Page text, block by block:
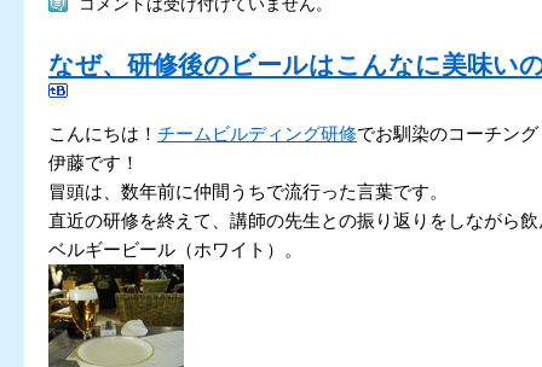
コメントは受け付けていません。
なぜ、研修後のビールはこんなに美味い
こんにちは！ チームビルディング研修でお馴染のコーチン
伊藤です！
冒頭は、数年前に仲間うちで流行った言葉です。
直近の研修を終えて、講師の先生との振り返りをしながら
ベルギービール（ホワイト）。